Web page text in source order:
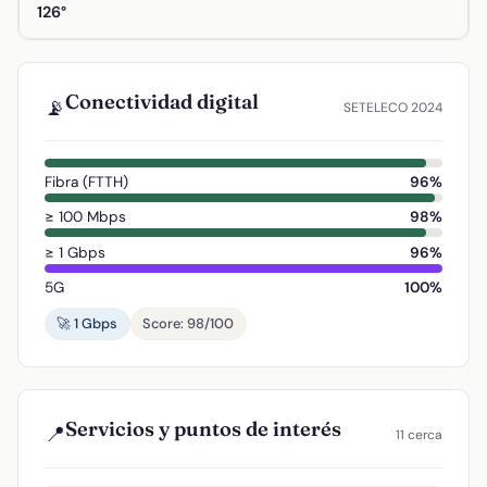
126°
📡Conectividad digital SETELECO 2024
Fibra (FTTH)
96%
≥ 100 Mbps
98%
≥ 1 Gbps
96%
5G
100%
🚀 1 Gbps
Score: 98/100
📍Servicios y puntos de interés 11 cerca